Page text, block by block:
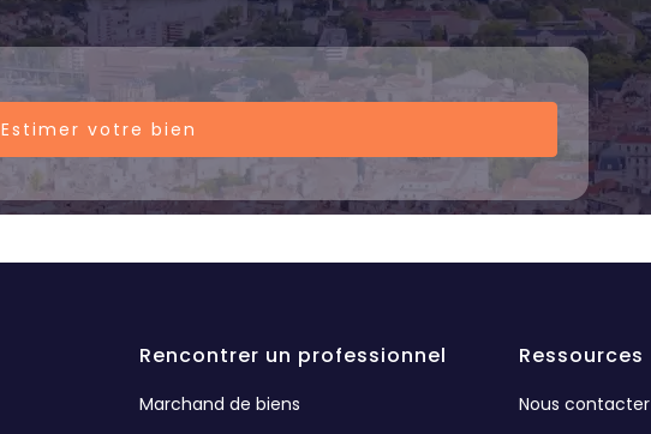
Estimer votre bien
Rencontrer un professionnel
Marchand de biens
Ressources
Nous contacter